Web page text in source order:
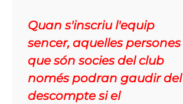
Quan s'inscriu l'equip
sencer, aquelles persones
que són socies del club
només podran gaudir del
descompte si el